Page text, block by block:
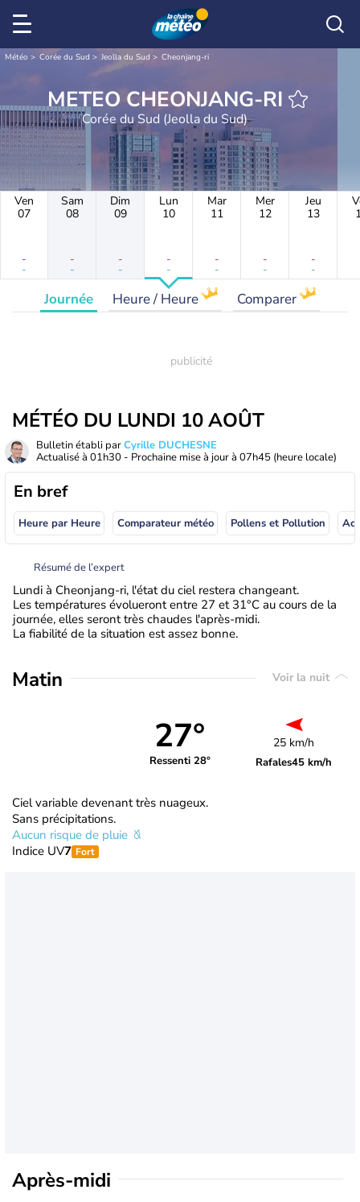
Météo Corée du Sud Jeolla du Sud Cheonjang-ri
METEO CHEONJANG-RI
Corée du Sud (Jeolla du Sud)
Ven
07
-
-
Sam
08
-
-
Dim
09
-
-
Lun
10
-
-
Mar
11
-
-
Mer
12
-
-
Jeu
13
-
-
Journée Heure / Heure Comparer
MÉTÉO DU LUNDI 10 AOÛT
Bulletin établi parCyrille DUCHESNE
Actualisé à 01h30 - Prochaine mise à jour à 07h45 (heure locale)
En bref
Heure par Heure Comparateur météo Pollens et Pollution
Résumé de l’expert
Lundi à Cheonjang-ri, l'état du ciel restera changeant.
Les températures évolueront entre 27 et 31°C au cours de la
journée, elles seront très chaudes l'après-midi.
La fiabilité de la situation est assez bonne.
Matin Voir la nuit
27°
Ressenti 28°
25 km/h
Rafales45 km/h
Ciel variable devenant très nuageux.
Sans précipitations.
Aucun risque de pluie
Indice UV7 Fort
Après-midi